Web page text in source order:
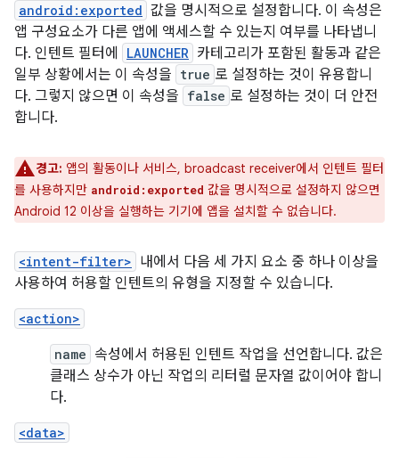
android:exported 값을 명시적으로 설정합니다. 이 속성은
앱 구성요소가 다른 앱에 액세스할 수 있는지 여부를 나타냅니
다. 인텐트 필터에
LAUNCHER 카테고리가 포함된 활동과 같은
일부 상황에서는 이 속성을 true 로 설정하는 것이 유용합니
다. 그렇지 않으면 이 속성을 false 로 설정하는 것이 더 안전
합니다.
경고: 앱의 활동이나 서비스, broadcast receiver에서 인텐트 필터
를 사용하지만 android:exported 값을 명시적으로 설정하지 않으면
Android 12 이상을 실행하는 기기에 앱을 설치할 수 없습니다.
<intent-filter> 내에서 다음 세 가지 요소 중 하나 이상을
사용하여 허용할 인텐트의 유형을 지정할 수 있습니다.
<action>
name 속성에서 허용된 인텐트 작업을 선언합니다. 값은
클래스 상수가 아닌 작업의 리터럴 문자열 값이어야 합니
다.
<data>